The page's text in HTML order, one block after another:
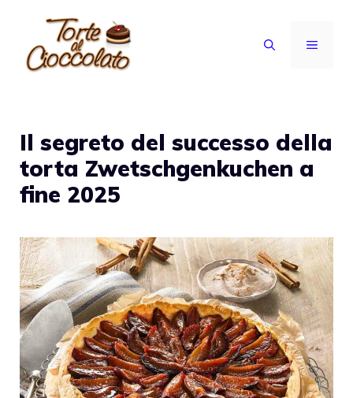
contenuto
MENU
Il segreto del successo della
torta Zwetschgenkuchen a
fine 2025